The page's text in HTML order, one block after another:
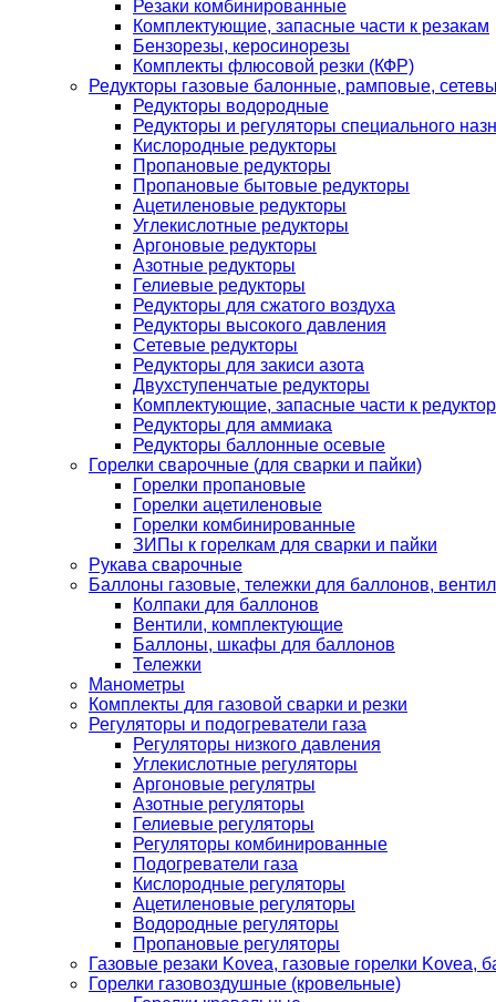
Резаки комбинированные
Комплектующие, запасные части к резакам
Бензорезы, керосинорезы
Комплекты флюсовой резки (КФР)
Редукторы газовые балонные, рамповые,
Редукторы водородные
Редукторы и регуляторы специального
Кислородные редукторы
Пропановые редукторы
Пропановые бытовые редукторы
Ацетиленовые редукторы
Углекислотные редукторы
Аргоновые редукторы
Азотные редукторы
Гелиевые редукторы
Редукторы для сжатого воздуха
Редукторы высокого давления
Сетевые редукторы
Редукторы для закиси азота
Двухступенчатые редукторы
Комплектующие, запасные части к
Редукторы для аммиака
Редукторы баллонные осевые
Горелки сварочные (для сварки и пайки)
Горелки пропановые
Горелки ацетиленовые
Горелки комбинированные
ЗИПы к горелкам для сварки и пайки
Рукава сварочные
Баллоны газовые, тележки для баллонов,
Колпаки для баллонов
Вентили, комплектующие
Баллоны, шкафы для баллонов
Тележки
Манометры
Комплекты для газовой сварки и резки
Регуляторы и подогреватели газа
Регуляторы низкого давления
Углекислотные регуляторы
Аргоновые регулятры
Азотные регуляторы
Гелиевые регуляторы
Регуляторы комбинированные
Подогреватели газа
Кислородные регуляторы
Ацетиленовые регуляторы
Водородные регуляторы
Пропановые регуляторы
Газовые резаки Kovea, газовые горелки Kovea,
Горелки газовоздушные (кровельные)